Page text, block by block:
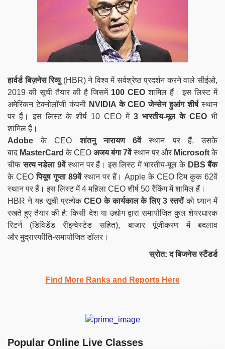
हार्वर्ड बिज़नेस रिव्यु (HBR) ने विश्व में सर्वश्रेष्ठ प्रदर्शन करने वाले सीईओ,
2019 की सूची तैयार की है जिसमें 100 CEOशामिल हैं। इस लिस्ट में
अमेरिकन टेक्नोलॉजी कंपनी NVIDIA के CEO जेन्सेन हुआंग शीर्षस्थान
पर हैं। इस लिस्ट के शीर्ष 10 CEO में 3 भारतीय-मूल के CEO भी
शामिल हैं।
Adobeके CEOशांतनु नारायण 6वेंस्थान पर हैं, उसके
बाद MasterCard के CEO अजय बंगा 7वेंस्थान पर और Microsoftके
चीफसत्य नडेला 9वेंस्थान पर हैं। इस लिस्ट में भारतीय-मूल के DBS बैंक
के CEOपियूष गुप्ता 89वेंस्थान पर हैं। Apple के CEO टिम कुक 62वें
स्थान पर हैं। इस लिस्ट में 4 महिला CEO शीर्ष 50 रैंकिंग में शामिल हैं।
HBR ने यह सूची प्रत्येक CEO के कार्यकाल के लिए 3 स्तरोंको ध्यान में
रखते हुए तैयार की है: किसी देश या उद्योग द्वारा समायोजित कुल शेयरधारक
रिटर्न (डिविडेंड रीइन्वेस्टेड सहित), बाजार पूंजीकरण में बदलाव
और मुद्रास्फीति-समायोजित डॉलर।
स्रोत: द बिजनेस स्टैंडर्ड
Find More Ranks and Reports Here
Popular Online Live Classes